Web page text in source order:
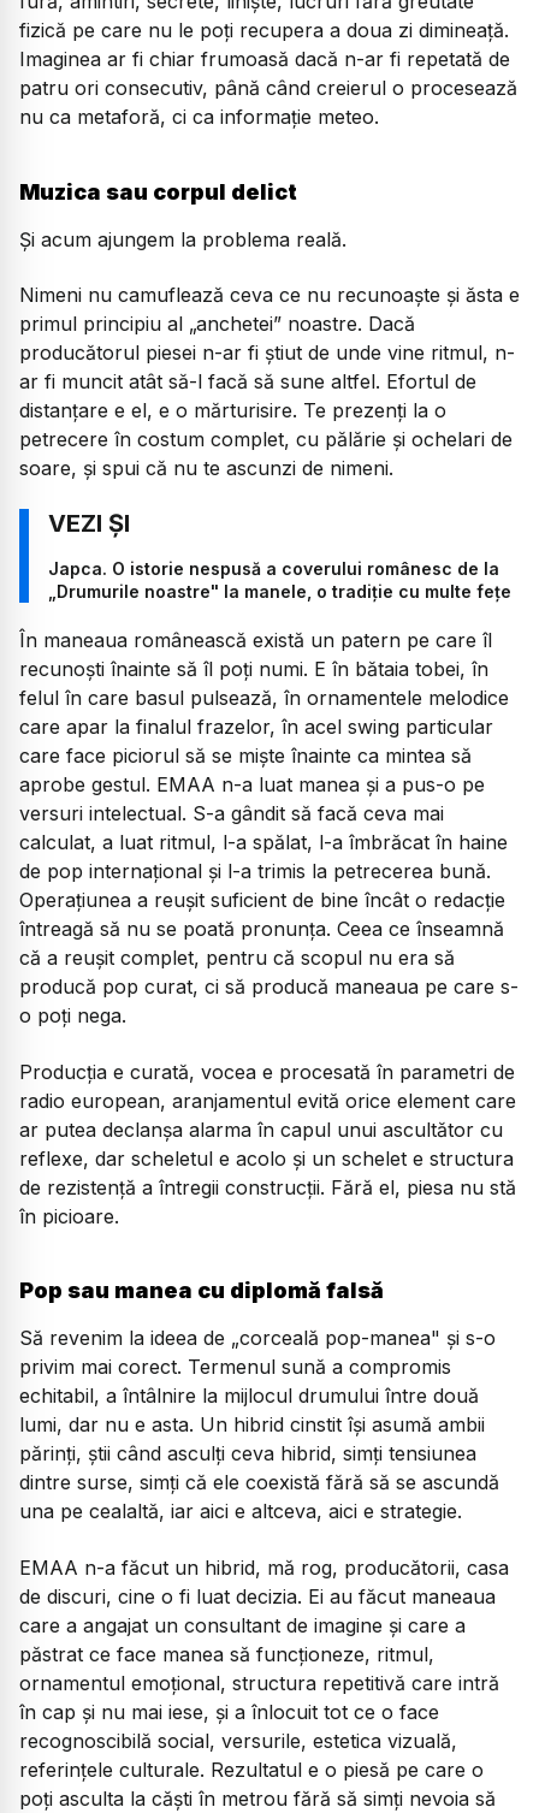
fizică pe care nu le poți recupera a doua zi dimineață.
Imaginea ar fi chiar frumoasă dacă n-ar fi repetată de
patru ori consecutiv, până când creierul o procesează
nu ca metaforă, ci ca informație meteo.
Muzica sau corpul delict
Și acum ajungem la problema reală.
Nimeni nu camuflează ceva ce nu recunoaște și ăsta e
primul principiu al „anchetei” noastre. Dacă
producătorul piesei n-ar fi știut de unde vine ritmul, n-
ar fi muncit atât să-l facă să sune altfel. Efortul de
distanțare e el, e o mărturisire. Te prezenți la o
petrecere în costum complet, cu pălărie și ochelari de
soare, și spui că nu te ascunzi de nimeni.
Japca. O istorie nespusă a coverului românesc de la
„Drumurile noastre" la manele, o tradiție cu multe fețe
În maneaua românească există un patern pe care îl
recunoști înainte să îl poți numi. E în bătaia tobei, în
felul în care basul pulsează, în ornamentele melodice
care apar la finalul frazelor, în acel swing particular
care face piciorul să se miște înainte ca mintea să
aprobe gestul. EMAA n-a luat manea și a pus-o pe
versuri intelectual. S-a gândit să facă ceva mai
calculat, a luat ritmul, l-a spălat, l-a îmbrăcat în haine
de pop internațional și l-a trimis la petrecerea bună.
Operațiunea a reușit suficient de bine încât o redacție
întreagă să nu se poată pronunța. Ceea ce înseamnă
că a reușit complet, pentru că scopul nu era să
producă pop curat, ci să producă maneaua pe care s-
o poți nega.
Producția e curată, vocea e procesată în parametri de
radio european, aranjamentul evită orice element care
ar putea declanșa alarma în capul unui ascultător cu
reflexe, dar scheletul e acolo și un schelet e structura
de rezistență a întregii construcții. Fără el, piesa nu stă
în picioare.
Pop sau manea cu diplomă falsă
Să revenim la ideea de „corceală pop-manea" și s-o
privim mai corect. Termenul sună a compromis
echitabil, a întâlnire la mijlocul drumului între două
lumi, dar nu e asta. Un hibrid cinstit își asumă ambii
părinți, știi când asculți ceva hibrid, simți tensiunea
dintre surse, simți că ele coexistă fără să se ascundă
una pe cealaltă, iar aici e altceva, aici e strategie.
EMAA n-a făcut un hibrid, mă rog, producătorii, casa
de discuri, cine o fi luat decizia. Ei au făcut maneaua
care a angajat un consultant de imagine și care a
păstrat ce face manea să funcționeze, ritmul,
ornamentul emoțional, structura repetitivă care intră
în cap și nu mai iese, și a înlocuit tot ce o face
recognoscibilă social, versurile, estetica vizuală,
referințele culturale. Rezultatul e o piesă pe care o
poți asculta la căști în metrou fără să simți nevoia să